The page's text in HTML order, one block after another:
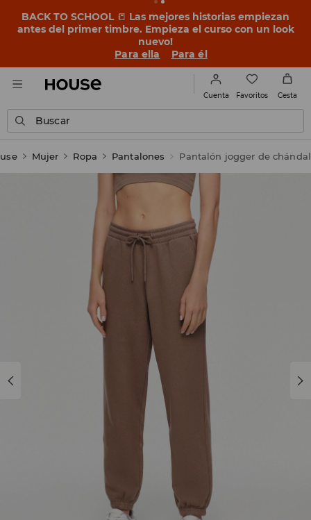
BACK TO SCHOOL 📒 Las mejores historias empiezan
antes del primer timbre. Empieza el curso con un look
nuevo!
Para ella
Para él
Cuenta Favoritos Cesta
Buscar
Mujer Ropa Pantalones Pantalón jogger de chándal